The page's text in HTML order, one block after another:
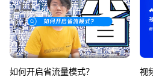
如何开启省流量模式？ 视